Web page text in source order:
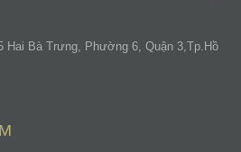
Hai Bà Trưng, Phường 6, Quận 3,Tp.Hồ